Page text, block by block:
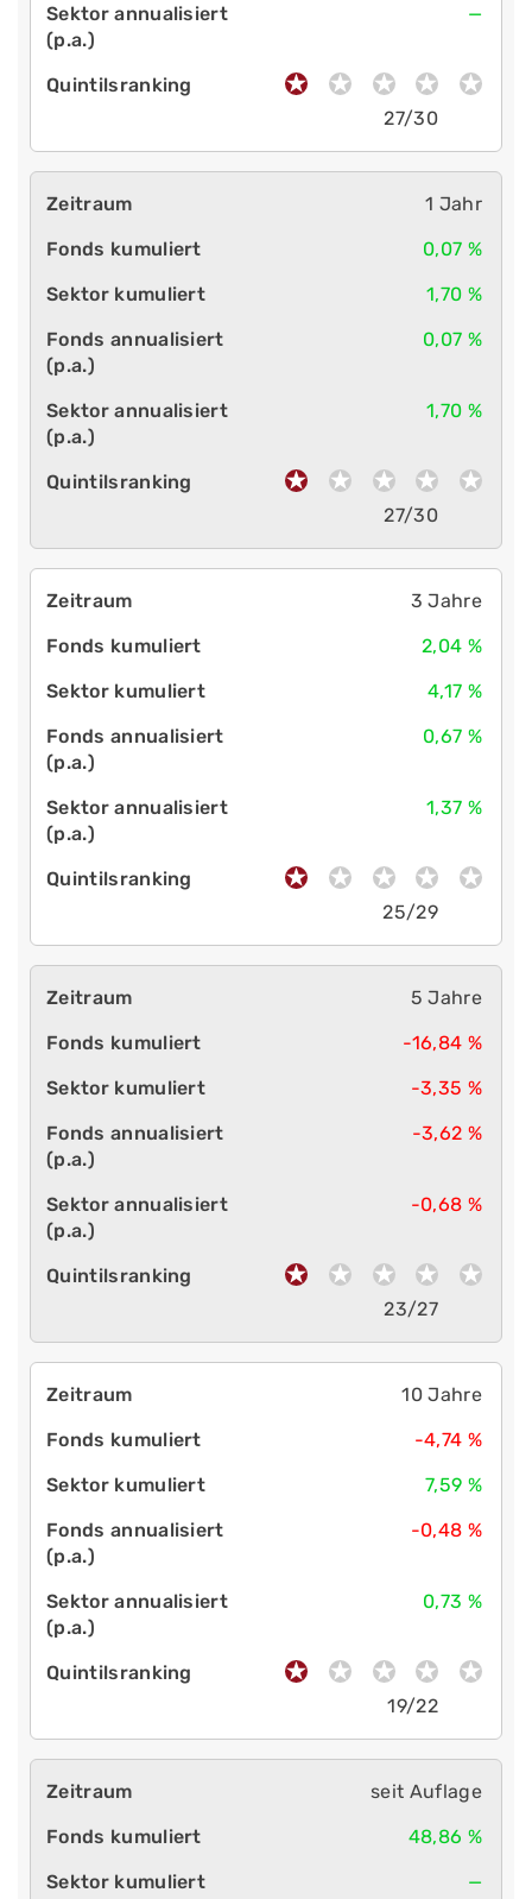
—
27/30
1 Jahr
0,07 %
1,70 %
0,07 %
1,70 %
27/30
3 Jahre
2,04 %
4,17 %
0,67 %
1,37 %
25/29
5 Jahre
-16,84 %
-3,35 %
-3,62 %
-0,68 %
23/27
10 Jahre
-4,74 %
7,59 %
-0,48 %
0,73 %
19/22
seit Auflage
48,86 %
—